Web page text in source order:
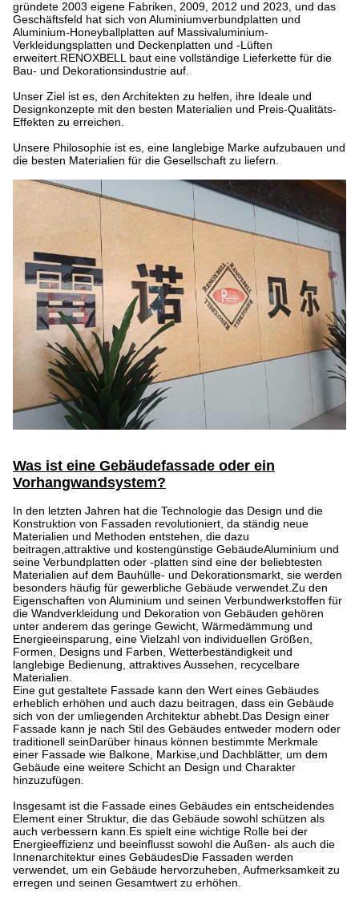
gründete 2003 eigene Fabriken, 2009, 2012 und 2023, und das
Geschäftsfeld hat sich von Aluminiumverbundplatten und
Aluminium-Honeyballplatten auf Massivaluminium-
Verkleidungsplatten und Deckenplatten und -Lüften
erweitert.RENOXBELL baut eine vollständige Lieferkette für die
Bau- und Dekorationsindustrie auf.
Unser Ziel ist es, den Architekten zu helfen, ihre Ideale und
Designkonzepte mit den besten Materialien und Preis-Qualitäts-
Effekten zu erreichen.
Unsere Philosophie ist es, eine langlebige Marke aufzubauen und
die besten Materialien für die Gesellschaft zu liefern.
Was ist eine Gebäudefassade oder ein
Vorhangwandsystem?
In den letzten Jahren hat die Technologie das Design und die
Konstruktion von Fassaden revolutioniert, da ständig neue
Materialien und Methoden entstehen, die dazu
beitragen,attraktive und kostengünstige GebäudeAluminium und
seine Verbundplatten oder -platten sind eine der beliebtesten
Materialien auf dem Bauhülle- und Dekorationsmarkt, sie werden
besonders häufig für gewerbliche Gebäude verwendet.Zu den
Eigenschaften von Aluminium und seinen Verbundwerkstoffen für
die Wandverkleidung und Dekoration von Gebäuden gehören
unter anderem das geringe Gewicht, Wärmedämmung und
Energieeinsparung, eine Vielzahl von individuellen Größen,
Formen, Designs und Farben, Wetterbeständigkeit und
langlebige Bedienung, attraktives Aussehen, recycelbare
Materialien.
Eine gut gestaltete Fassade kann den Wert eines Gebäudes
erheblich erhöhen und auch dazu beitragen, dass ein Gebäude
sich von der umliegenden Architektur abhebt.Das Design einer
Fassade kann je nach Stil des Gebäudes entweder modern oder
traditionell seinDarüber hinaus können bestimmte Merkmale
einer Fassade wie Balkone, Markise,und Dachblätter, um dem
Gebäude eine weitere Schicht an Design und Charakter
hinzuzufügen.
Insgesamt ist die Fassade eines Gebäudes ein entscheidendes
Element einer Struktur, die das Gebäude sowohl schützen als
auch verbessern kann.Es spielt eine wichtige Rolle bei der
Energieeffizienz und beeinflusst sowohl die Außen- als auch die
Innenarchitektur eines GebäudesDie Fassaden werden
verwendet, um ein Gebäude hervorzuheben, Aufmerksamkeit zu
erregen und seinen Gesamtwert zu erhöhen.